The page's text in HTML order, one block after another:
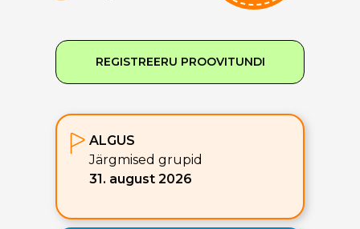
ALGUS
Järgmised grupid
31. august 2026
REGISTREERU PROOVITUNDI